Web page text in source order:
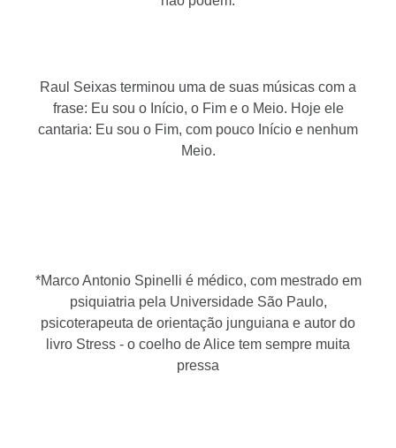
Raul Seixas terminou uma de suas músicas com a
frase: Eu sou o Início, o Fim e o Meio. Hoje ele
cantaria: Eu sou o Fim, com pouco Início e nenhum
Meio.
*Marco Antonio Spinelli é médico, com mestrado em
psiquiatria pela Universidade São Paulo,
psicoterapeuta de orientação junguiana e autor do
livro Stress - o coelho de Alice tem sempre muita
pressa